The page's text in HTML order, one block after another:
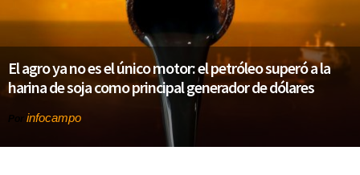
El agro ya no es el único motor: el petróleo superó a la
harina de soja como principal generador de dólares
infocampo